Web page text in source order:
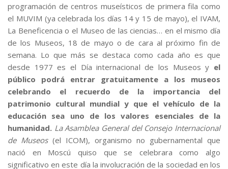
programación de centros museísticos de primera fila como
el MUVIM (ya celebrada los días 14 y 15 de mayo), el IVAM,
La Beneficencia o el Museo de las ciencias… en el mismo día
de los Museos, 18 de mayo o de cara al próximo fin de
semana. Lo que más se destaca como cada año es que
desde 1977 es el Día internacional de los Museos y el
público podrá entrar gratuitamente a los museos
celebrando el recuerdo de la importancia del
patrimonio cultural mundial y que el vehículo de la
educación sea uno de los valores esenciales de la
humanidad. La Asamblea General del Consejo Internacional
de Museos(el ICOM), organismo no gubernamental que
nació en Moscú quiso que se celebrara como algo
significativo en este día la involucración de la sociedad en los